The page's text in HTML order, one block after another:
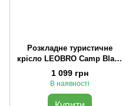
Розкладне туристичне
крісло LEOBRO Camp Black
L (LB-1074)
1 099 грн
В наявності